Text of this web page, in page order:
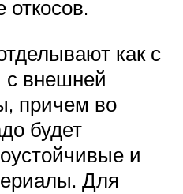
как с
с внешней
причем во
будет
и
Для